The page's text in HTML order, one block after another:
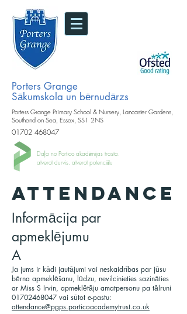
Porters Grange
Sākumskola un bērnudārzs
Porters Grange Primary School & Nursery, Lancaster Gardens,
Southend on Sea, Essex, SS1 2NS
01702 468047
Daļa no Portico akadēmijas trasta.
atverot durvis, atverot potenciālu
ATTENDANCE
Informācija par
apmeklējumu
A
Ja jums ir kādi jautājumi vai neskaidrības par jūsu
bērna apmeklēšanu, lūdzu, nevilcinieties sazināties
ar Miss S Irvin, apmeklētāju amatpersonu pa tālruni
01702468047 vai sūtot e-pastu:
attendance@pgps.porticoacademytrust.co.uk